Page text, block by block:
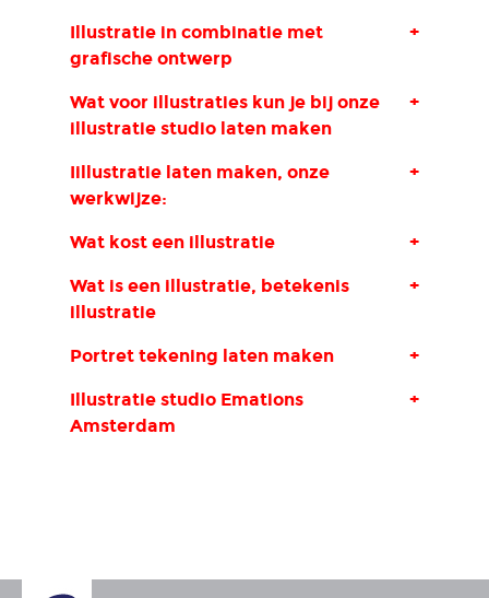
+
Illustratie in combinatie met
grafische ontwerp
+
Wat voor illustraties kun je bij onze
illustratie studio laten maken
+
Iillustratie laten maken, onze
werkwijze:
+
Wat kost een illustratie
+
Wat is een illustratie, betekenis
illustratie
+
Portret tekening laten maken
+
Illustratie studio Emations
Amsterdam